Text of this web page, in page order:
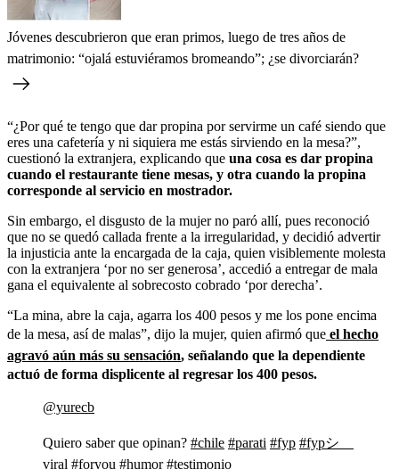
Jóvenes descubrieron que eran primos, luego de tres años de
matrimonio: “ojalá estuviéramos bromeando”; ¿se divorciarán?
“¿Por qué te tengo que dar propina por servirme un café siendo que
eres una cafetería y ni siquiera me estás sirviendo en la mesa?”,
cuestionó la extranjera, explicando que una cosa es dar propina
cuando el restaurante tiene mesas, y otra cuando la propina
corresponde al servicio en mostrador.
Sin embargo, el disgusto de la mujer no paró allí, pues reconoció
que no se quedó callada frente a la irregularidad, y decidió advertir
la injusticia ante la encargada de la caja, quien visiblemente molesta
con la extranjera ‘por no ser generosa’, accedió a entregar de mala
gana el equivalente al sobrecosto cobrado ‘por derecha’.
“La mina, abre la caja, agarra los 400 pesos y me los pone encima
de la mesa, así de malas”, dijo la mujer, quien afirmó que el hecho
agravó aún más su sensación, señalando que la dependiente
actuó de forma displicente al regresar los 400 pesos.
@yurecb
Quiero saber que opinan? #chile #parati #fyp #fypシ゚
viral #foryou #humor #testimonio